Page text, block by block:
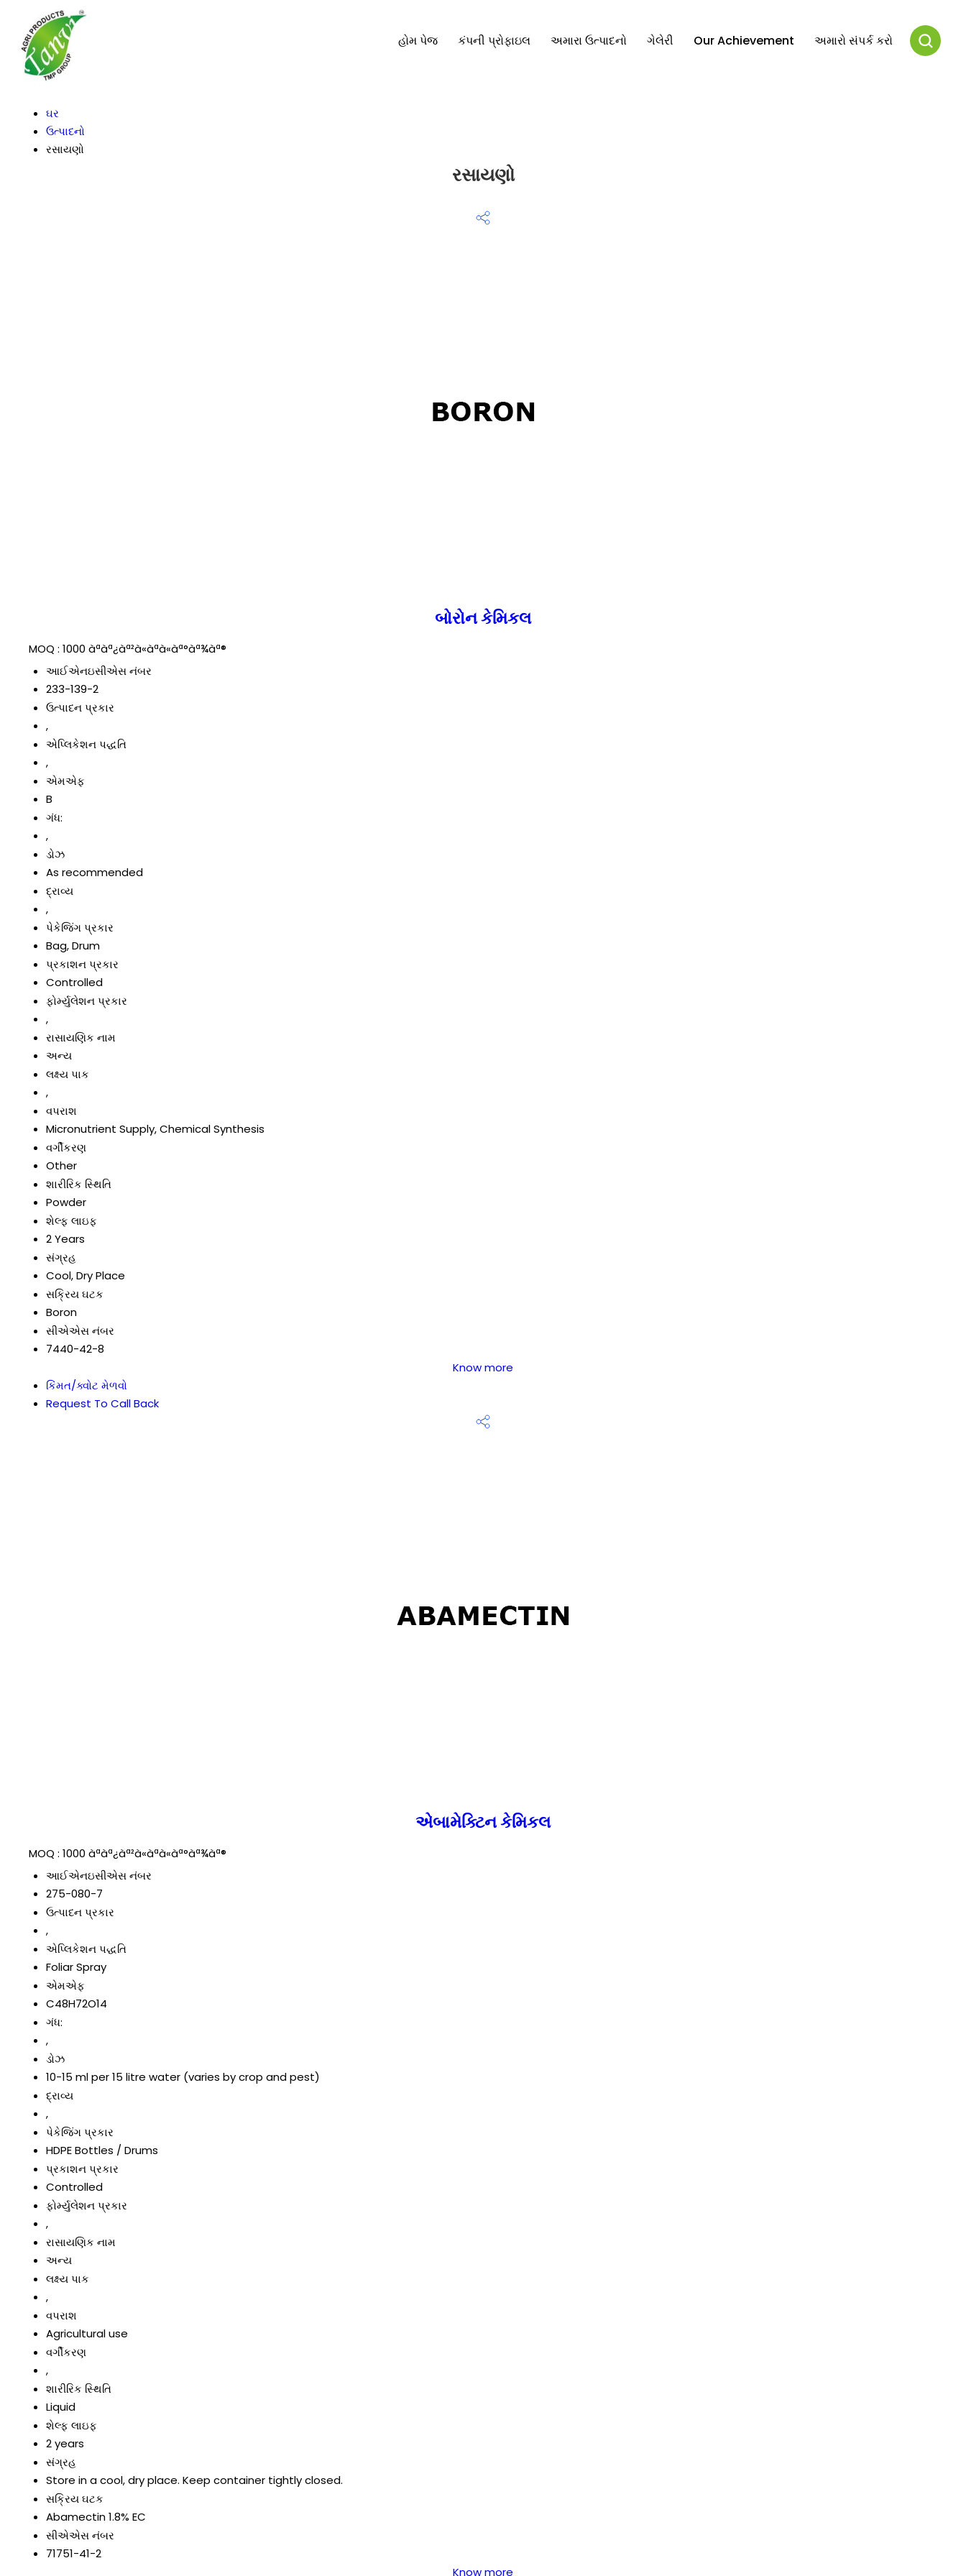
હોમ પેજ કંપની પ્રોફાઇલ અમારા ઉત્પાદનો ગેલેરી Our Achievement અમારો સંપર્ક કરો
ઘર
ઉત્પાદનો
રસાયણો
રસાયણો
બોરોન કેમિકલ
MOQ : 1000 àªàª¿àª²à«àªà«àª°àª¾àª®
આઈએનઇસીએસ નંબર
233-139-2
ઉત્પાદન પ્રકાર
,
એપ્લિકેશન પદ્ધતિ
,
એમએફ
B
ગંધ:
,
ડોઝ
As recommended
દ્રાવ્ય
,
પેકેજિંગ પ્રકાર
Bag, Drum
પ્રકાશન પ્રકાર
Controlled
ફોર્મ્યુલેશન પ્રકાર
,
રાસાયણિક નામ
અન્ય
લક્ષ્ય પાક
,
વપરાશ
Micronutrient Supply, Chemical Synthesis
વર્ગીકરણ
Other
શારીરિક સ્થિતિ
Powder
શેલ્ફ લાઇફ
2 Years
સંગ્રહ
Cool, Dry Place
સક્રિય ઘટક
Boron
સીએએસ નંબર
7440-42-8
Know more
કિંમત/ક્વોટ મેળવો
Request To Call Back
એબામેક્ટિન કેમિકલ
MOQ : 1000 àªàª¿àª²à«àªà«àª°àª¾àª®
આઈએનઇસીએસ નંબર
275-080-7
ઉત્પાદન પ્રકાર
,
એપ્લિકેશન પદ્ધતિ
Foliar Spray
એમએફ
C48H72O14
ગંધ:
,
ડોઝ
10-15 ml per 15 litre water (varies by crop and pest)
દ્રાવ્ય
,
પેકેજિંગ પ્રકાર
HDPE Bottles / Drums
પ્રકાશન પ્રકાર
Controlled
ફોર્મ્યુલેશન પ્રકાર
,
રાસાયણિક નામ
અન્ય
લક્ષ્ય પાક
,
વપરાશ
Agricultural use
વર્ગીકરણ
,
શારીરિક સ્થિતિ
Liquid
શેલ્ફ લાઇફ
2 years
સંગ્રહ
Store in a cool, dry place. Keep container tightly closed.
સક્રિય ઘટક
Abamectin 1.8% EC
સીએએસ નંબર
71751-41-2
Know more